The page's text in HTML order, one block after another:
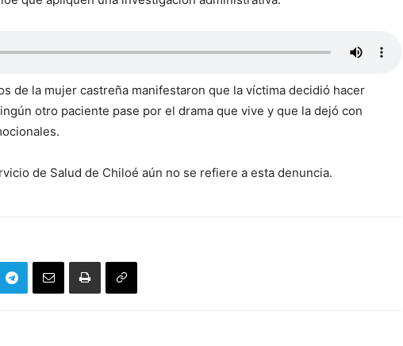
de la mujer castreña manifestaron que la víctima decidió hacer
otro paciente pase por el drama que vive y que la dejó con
de Salud de Chiloé aún no se refiere a esta denuncia.